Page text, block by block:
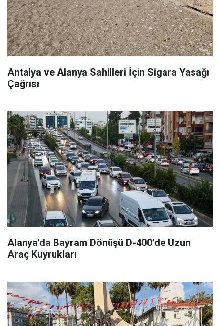
Antalya ve Alanya Sahilleri İçin Sigara Yasağı
Çağrısı
Alanya'da Bayram Dönüşü D-400’de Uzun
Araç Kuyrukları